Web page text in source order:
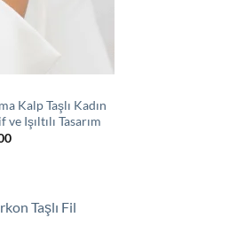
Kalp Taşlı Kadın
Işıltılı Tasarım
Şu